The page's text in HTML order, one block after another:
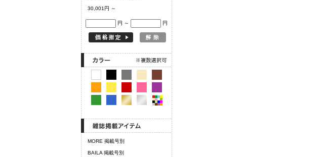
30,001円 ～
円 ～ 円
MORE 掲載号別
BAILA 掲載号別